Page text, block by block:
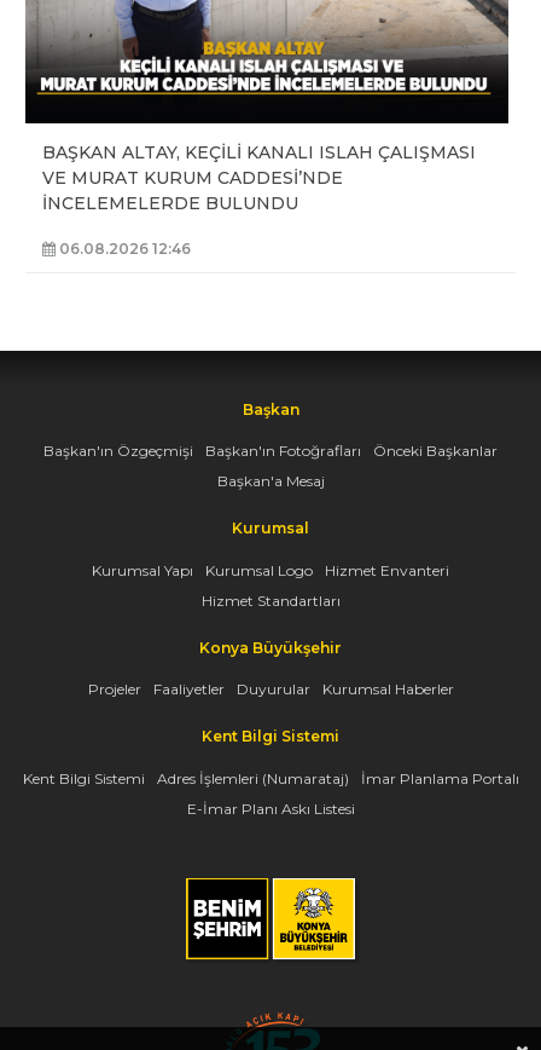
BAŞKAN ALTAY, KEÇİLİ KANALI ISLAH ÇALIŞMASI
VE MURAT KURUM CADDESİ’NDE
İNCELEMELERDE BULUNDU
06.08.2026 12:46
Başkan
Başkan'ın Özgeçmişi Başkan'ın Fotoğrafları
Önceki Başkanlar
Başkan'a Mesaj
Kurumsal
Kurumsal Yapı Kurumsal Logo
Hizmet Envanteri
Hizmet Standartları
Konya Büyükşehir
Projeler Faaliyetler Duyurular Kurumsal Haberler
Kent Bilgi Sistemi
Kent Bilgi Sistemi Adres İşlemleri (Numarataj)
İmar Planlama Portalı
E-İmar Planı Askı Listesi